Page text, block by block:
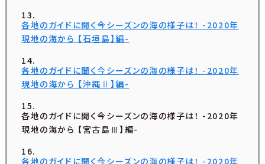
各地のガイドに聞く今シーズンの海の様子は！ -2020年
現地の海から 【石垣島】編-
各地のガイドに聞く今シーズンの海の様子は！ -2020年
現地の海から 【沖縄Ⅱ】編-
各地のガイドに聞く今シーズンの海の様子は！ -2020年
現地の海から 【宮古島Ⅲ】編-
各地のガイドに聞く今シーズンの海の様子は！ -2020年